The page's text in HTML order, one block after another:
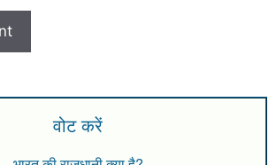
वोट करें